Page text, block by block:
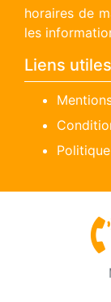
horaires de
les
Liens utiles